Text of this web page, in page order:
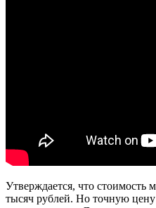
Утверждается, что стоимость
тысяч рублей. Но точную